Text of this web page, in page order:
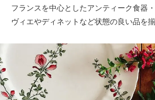
フランスを中心としたアンティーク食器
ヴィエやディネットなど状態の良い品を揃